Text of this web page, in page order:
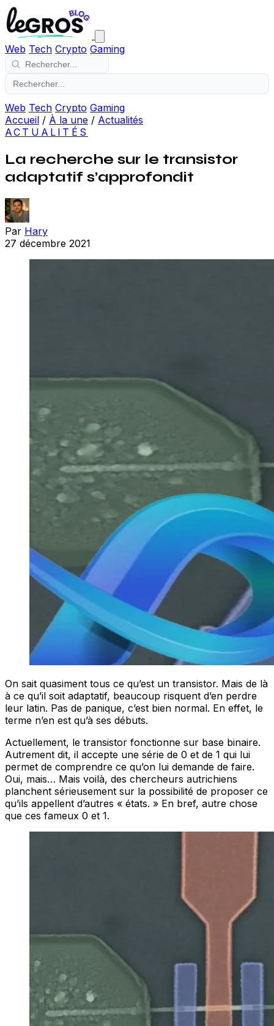
Web Tech Crypto Gaming
Web Tech Crypto Gaming
Accueil / À la une / Actualités
ACTUALITÉS
La recherche sur le transistor
adaptatif s’approfondit
Par Hary
27 décembre 2021
On sait quasiment tous ce qu’est un transistor. Mais de là
à ce qu’il soit adaptatif, beaucoup risquent d’en perdre
leur latin. Pas de panique, c’est bien normal. En effet, le
terme n’en est qu’à ses débuts.
Actuellement, le transistor fonctionne sur base binaire.
Autrement dit, il accepte une série de 0 et de 1 qui lui
permet de comprendre ce qu’on lui demande de faire.
Oui, mais… Mais voilà, des chercheurs autrichiens
planchent sérieusement sur la possibilité de proposer ce
qu’ils appellent d’autres « états. » En bref, autre chose
que ces fameux 0 et 1.